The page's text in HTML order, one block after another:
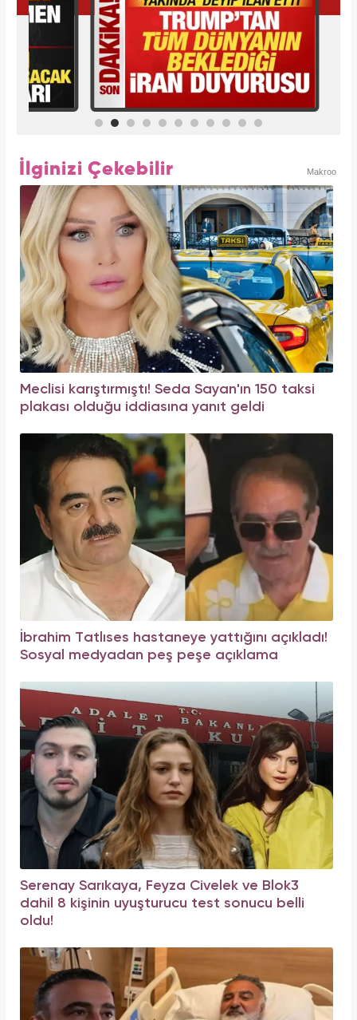
İlginizi Çekebilir Makroo
Meclisi karıştırmıştı! Seda Sayan'ın 150 taksi
plakası olduğu iddiasına yanıt geldi
İbrahim Tatlıses hastaneye yattığını açıkladı!
Sosyal medyadan peş peşe açıklama
Serenay Sarıkaya, Feyza Civelek ve Blok3
dahil 8 kişinin uyuşturucu test sonucu belli
oldu!